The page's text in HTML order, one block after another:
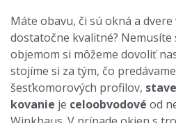
Máte obavu, či sú okná a
dostatočne kvalitné? Nemusíte
objemom si môžeme dovoliť
stojíme si za tým, čo
šesťkomorových profilov,
kovanie je celoobvodové od